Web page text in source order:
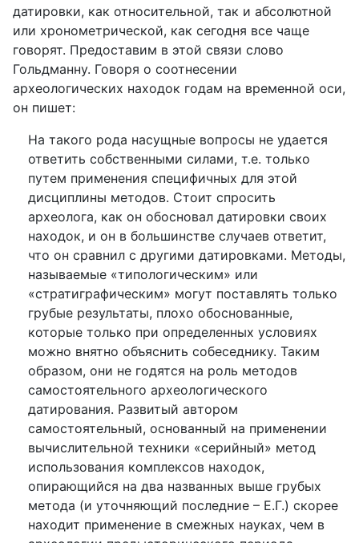
датировки, как относительной, так и абсолютной
или хронометрической, как сегодня все чаще
говорят. Предоставим в этой связи слово
Гольдманну. Говоря о соотнесении
археологических находок годам на временной оси,
он пишет:
На такого рода насущные вопросы не удается
ответить собственными силами, т.е. только
путем применения специфичных для этой
дисциплины методов. Стоит спросить
археолога, как он обосновал датировки своих
находок, и он в большинстве случаев ответит,
что он сравнил с другими датировками. Методы,
называемые «типологическим» или
«стратиграфическим» могут поставлять только
грубые результаты, плохо обоснованные,
которые только при определенных условиях
можно внятно объяснить собеседнику. Таким
образом, они не годятся на роль методов
самостоятельного археологического
датирования. Развитый автором
самостоятельный, основанный на применении
вычислительной техники «серийный» метод
использования комплексов находок,
опирающийся на два названных выше грубых
метода (и уточняющий последние – Е.Г.) скорее
находит применение в смежных науках, чем в